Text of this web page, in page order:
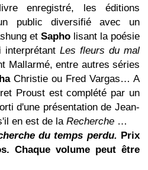
enregistré, les éditions
public diversifié avec un
et Sapho lisant la poésie
interprétant Les fleurs du mal
Mallarmé, entre autres séries
Christie ou Fred Vargas… A
Proust est complété par un
d'une présentation de Jean-
en est de la Recherche …
du temps perdu. Prix
Chaque volume peut être